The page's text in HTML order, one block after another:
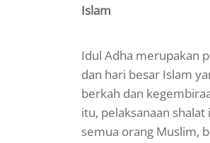
Islam
Idul Adha merupakan
dan hari besar Islam
berkah dan
itu, pelaksanaan
semua orang Muslim,